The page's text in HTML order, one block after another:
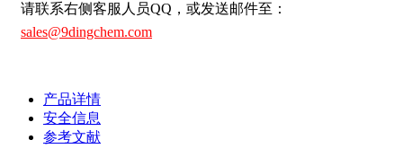
请联系右侧客服人员QQ，或发送邮件至：
sales@9dingchem.com
产品详情
安全信息
参考文献